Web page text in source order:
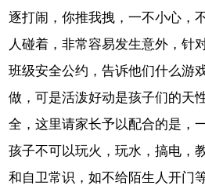
逐打闹，你推我拽，一不小心，
人碰着，非常容易发生意外，针
班级安全公约，告诉他们什么游
做，可是活泼好动是孩子们的天
全，这里请家长予以配合的是，
孩子不可以玩火，玩水，搞电，
和自卫常识，如不给陌生人开门